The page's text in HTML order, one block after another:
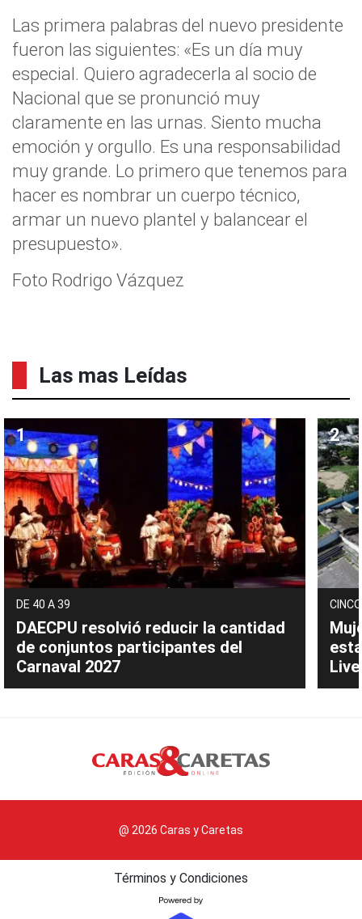
Las primera palabras del nuevo presidente
fueron las siguientes: «Es un día muy
especial. Quiero agradecerla al socio de
Nacional que se pronunció muy
claramente en las urnas. Siento mucha
emoción y orgullo. Es una responsabilidad
muy grande. Lo primero que tenemos para
hacer es nombrar un cuerpo técnico,
armar un nuevo plantel y balancear el
presupuesto».
Foto Rodrigo Vázquez
Las mas Leídas
DE 40 A 39
DAECPU resolvió reducir la cantidad
de conjuntos participantes del
Carnaval 2027
@ 2026 Caras y Caretas
Términos y Condiciones